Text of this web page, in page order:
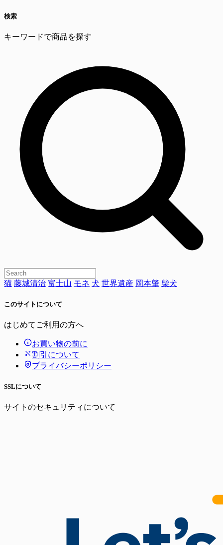
検索
キーワードで商品を探す
猫 藤城清治 富士山 モネ 犬 世界遺産 岡本肇 柴犬
このサイトについて
はじめてご利用の方へ
お買い物の前に
割引について
プライバシーポリシー
SSLについて
サイトのセキュリティについて